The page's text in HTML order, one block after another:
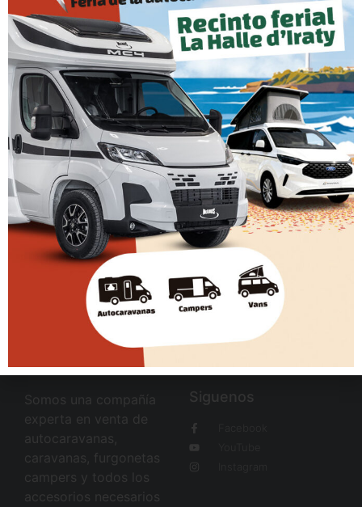
DREAMER CAMPER FIVE – 2025 – 5
PLAZAS LITERAS
MARCA
Dreamer
AÑO
2025
PLAZAS DORMIR
5
CAMBIO
Manual
LARGO
6.49 m
72.680 EUR68.680 EUR
Ver ficha
Somos una compañía
experta en venta de
autocaravanas,
caravanas, furgonetas
campers y todos los
accesorios necesarios
Siguenos